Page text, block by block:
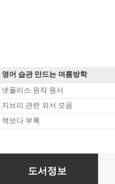
영어 습관 만드는 여름방학
넷플리스 원작 원서
지브리 관련 외서 모음
책보다 부록
The Evil Princess vs.
도서정보